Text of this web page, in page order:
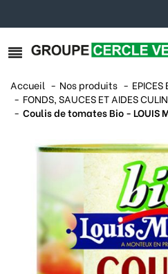
Accueil Nos produits
EPICES
FONDS, SAUCES ET AIDES
Coulis de tomates Bio - LOUIS